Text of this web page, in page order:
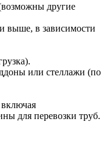
другие
выше, в зависимости
или стеллажи (по
для перевозки труб.